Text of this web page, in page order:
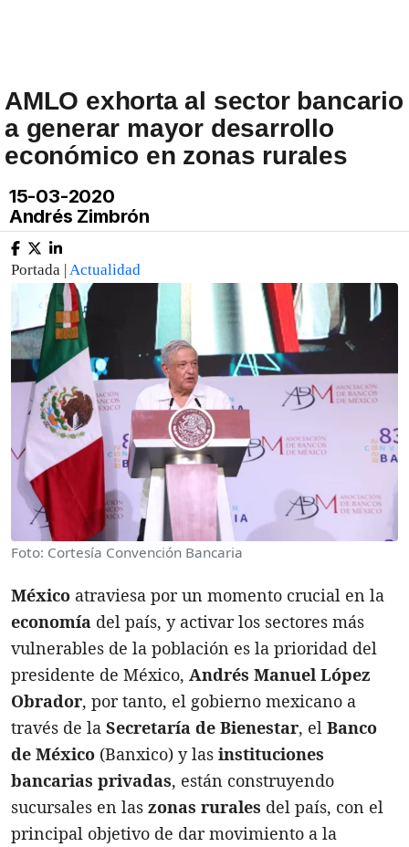
AMLO exhorta al sector bancario
a generar mayor desarrollo
económico en zonas rurales
15-03-2020
Andrés Zimbrón
Portada |Actualidad
Foto: Cortesía Convención Bancaria
México atraviesa por un momento crucial en la
economía del país, y activar los sectores más
vulnerables de la población es la prioridad del
presidente de México, Andrés Manuel López
Obrador, por tanto, el gobierno mexicano a
través de la Secretaría de Bienestar, el Banco
de México (Banxico) y las instituciones
bancarias privadas, están construyendo
sucursales en las zonas rurales del país, con el
principal objetivo de dar movimiento a la